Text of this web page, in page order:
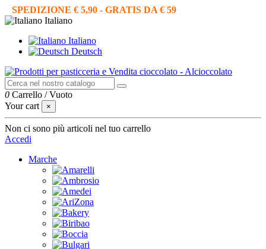
SPEDIZIONE € 5,90 - GRATIS DA € 59
Italiano
Italiano
Deutsch
0 Carrello /Vuoto
Your cart
×
Non ci sono più articoli nel tuo carrello
Accedi
Marche